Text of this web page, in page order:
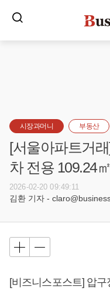
시장과머니 부동산
[서울아파트거
차 전용 109.24
2026-02-20 09:49:11
김환 기자 -
[비즈니스포스트] 압